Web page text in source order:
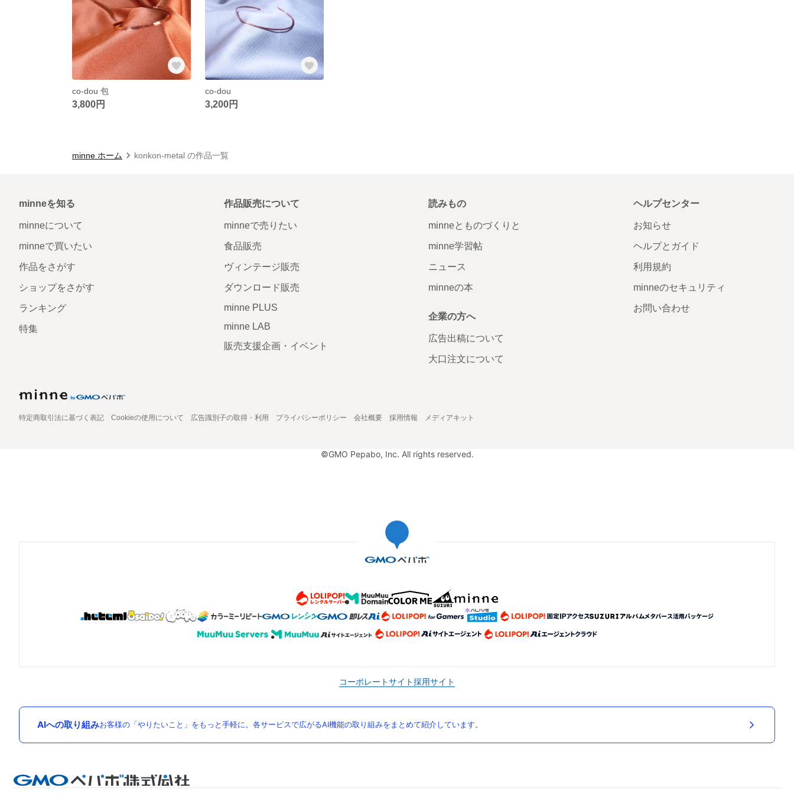
co-dou 包
3,800円
co-dou
3,200円
minne ホーム konkon-metal の作品一覧
minneを知る
minneについて
minneで買いたい
作品をさがす
ショップをさがす
ランキング
特集
作品販売について
minneで売りたい
食品販売
ヴィンテージ販売
ダウンロード販売
minne PLUS
minne LAB
販売支援企画・イベント
読みもの
minneとものづくりと
minne学習帖
ニュース
minneの本
企業の方へ
広告出稿について
大口注文について
ヘルプセンター
お知らせ
ヘルプとガイド
利用規約
minneのセキュリティ
お問い合わせ
特定商取引法に基づく表記 Cookieの使用について 広告識別子の取得・利用 プライバシーポリシー 会社概要 採用情報 メディアキット
©GMO Pepabo, Inc. All rights reserved.
コーポレートサイト採用サイト
AIへの取り組みお客様の「やりたいこと」をもっと手軽に。各サービスで広がるAI機能の取り組みをまとめて紹介しています。